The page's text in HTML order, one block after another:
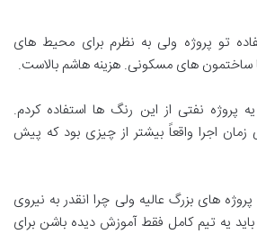
تو پروژه ولی به نظرم برای محیط های
ساختمون های مسکونی. هزینه هاشم بالاست.
پروژه نفتی از این رنگ ها استفاده کردم.
اجرا واقعاً بیشتر از چیزی بود که پیش
های بزرگ عالیه ولی چرا انقدر به نیروی
یه تیم کامل فقط آموزش دیده باشن برای